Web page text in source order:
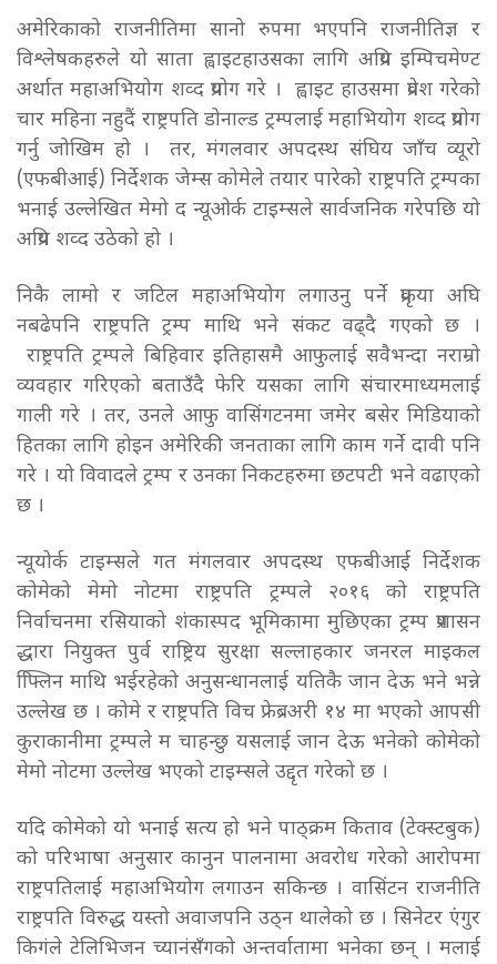
अमेरिकाको राजनीतिमा सानो रुपमा भएपनि राजनीतिज्ञ र
विश्लेषकहरुले यो साता ह्वाइटहाउसका लागि अप्रिय इम्पिचमेण्ट
अर्थात महाअभियोग शव्द प्रयोग गरे । ह्वाइट हाउसमा प्रवेश गरेको
चार महिना नहुदैं राष्ट्रपति डोनाल्ड ट्रम्पलाई महाभियोग शव्द प्रयोग
गर्नु जोखिम हो । तर, मंगलवार अपदस्थ संघिय जाँच व्यूरो
(एफबीआई) निर्देशक जेम्स कोमेले तयार पारेको राष्ट्रपति ट्रम्पका
भनाई उल्लेखित मेमो द न्यूओर्क टाइम्सले सार्वजनिक गरेपछि यो
अप्रिय शव्द उठेको हो ।
निकै लामो र जटिल महाअभियोग लगाउनु पर्ने प्रकृया अघि
नबढेपनि राष्ट्रपति ट्रम्प माथि भने संकट वढ्दै गएको छ ।
राष्ट्रपति ट्रम्पले बिहिवार इतिहासमै आफुलाई सवैभन्दा नराम्रो
व्यवहार गरिएको बताउँदै फेरि यसका लागि संचारमाध्यमलाई
गाली गरे । तर, उनले आफु वासिंगटनमा जमेर बसेर मिडियाको
हितका लागि होइन अमेरिकी जनताका लागि काम गर्ने दावी पनि
गरे । यो विवादले ट्रम्प र उनका निकटहरुमा छटपटी भने वढाएको
छ ।
न्यूयोर्क टाइम्सले गत मंगलवार अपदस्थ एफबीआई निर्देशक
कोमेको मेमो नोटमा राष्ट्रपति ट्रम्पले २०१६ को राष्ट्रपति
निर्वाचनमा रसियाको शंकास्पद भूमिकामा मुछिएका ट्रम्प प्रशासन
द्धारा नियुक्त पुर्व राष्ट्रिय सुरक्षा सल्लाहकार जनरल माइकल
फ्लििन माथि भईरहेको अनुसन्धानलाई यतिकै जान देऊ भने भन्ने
उल्लेख छ । कोमे र राष्ट्रपति विच फ्रेब्रअरी १४ मा भएको आपसी
कुराकानीमा ट्रम्पले म चाहन्छु यसलाई जान देऊ भनेको कोमेको
मेमो नोटमा उल्लेख भएको टाइम्सले उद्दृत गरेको छ ।
यदि कोमेको यो भनाई सत्य हो भने पाठ्क्रम किताव (टेक्स्टबुक)
को परिभाषा अनुसार कानुन पालनामा अवरोध गरेको आरोपमा
राष्ट्रपतिलाई महाअभियोग लगाउन सकिन्छ । वासिंटन राजनीति
राष्ट्रपति विरुद्ध यस्तो अवाजपनि उठ्न थालेको छ । सिनेटर एंगुर
किगंले टेलिभिजन च्यानंसँगको अन्तर्वातामा भनेका छन् । मलाई